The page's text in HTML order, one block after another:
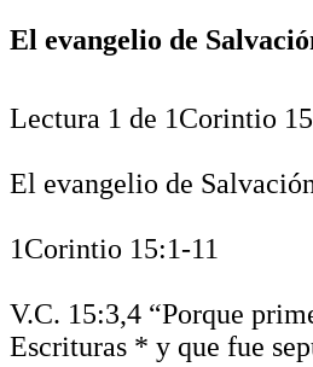
El evangelio de
Lectura 1 de 1Corintio
El evangelio de
1Corintio 15:1-11
V.C. 15:3,4 “Porque
Escrituras * y que fue